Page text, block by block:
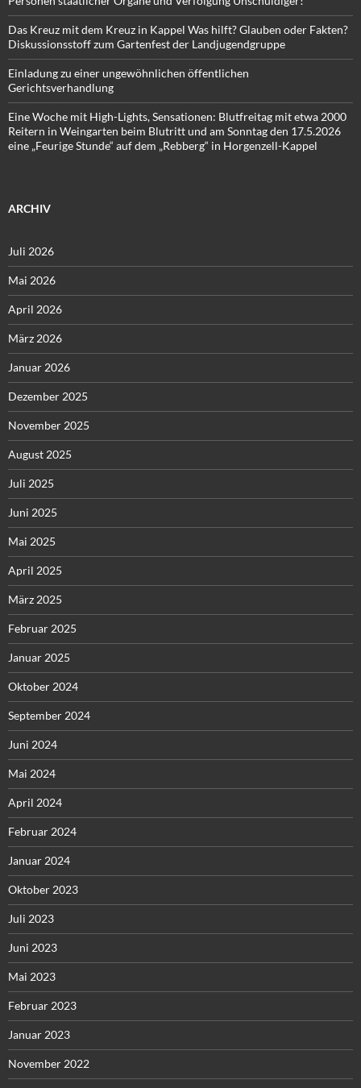
Das Kreuz mit dem Kreuz in Kappel Was hilft? Glauben oder Fakten?
Diskussionsstoff zum Gartenfest der Landjugendgruppe
Einladung zu einer ungewöhnlichen öffentlichen
Gerichtsverhandlung
Eine Woche mit High-Lights, Sensationen: Blutfreitag mit etwa 2000
Reitern in Weingarten beim Blutritt und am Sonntag den 17.5.2026
eine „Feurige Stunde“ auf dem „Rebberg“ in Horgenzell-Kappel
ARCHIV
Juli 2026
Mai 2026
April 2026
März 2026
Januar 2026
Dezember 2025
November 2025
August 2025
Juli 2025
Juni 2025
Mai 2025
April 2025
März 2025
Februar 2025
Januar 2025
Oktober 2024
September 2024
Juni 2024
Mai 2024
April 2024
Februar 2024
Januar 2024
Oktober 2023
Juli 2023
Juni 2023
Mai 2023
Februar 2023
Januar 2023
November 2022